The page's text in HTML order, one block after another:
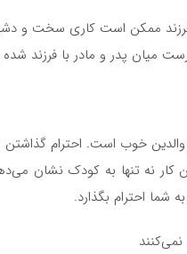
فرزند ممکن است کاری سخت و
میان پدر و مادر با فرزند شده
والدین خوب است. احترام
کار نه تنها به کودک نشان
شما احترام بگذارد.